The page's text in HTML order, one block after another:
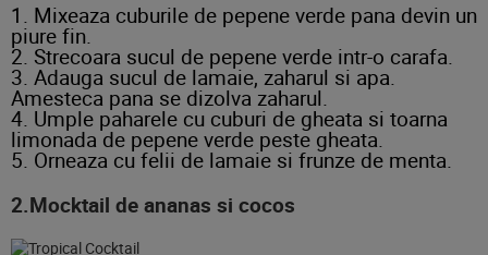
1. Mixeaza cuburile de pepene verde pana devin un
piure fin.
2. Strecoara sucul de pepene verde intr-o carafa.
3. Adauga sucul de lamaie, zaharul si apa.
Amesteca pana se dizolva zaharul.
4. Umple paharele cu cuburi de gheata si toarna
limonada de pepene verde peste gheata.
5. Orneaza cu felii de lamaie si frunze de menta.
2.Mocktail de ananas si cocos